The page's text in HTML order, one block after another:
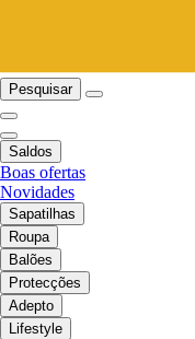
Pesquisar
Saldos
Boas ofertas
Novidades
Sapatilhas
Roupa
Balões
Protecções
Adepto
Lifestyle